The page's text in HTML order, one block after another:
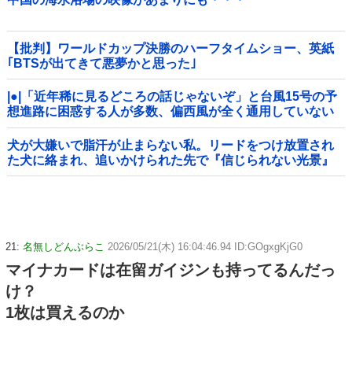
【批判】ワールドカップ決勝のハーフタイムショー、英紙
｢BTSが出てきて悪夢かと思った｣
|●|「近年稀に見るどころの話じゃないぞ」と台風15号の予
想進路に困惑する人が多数、偏西風が全く通用していない
んだけど……
犬が大嫌いで脂汗が止まらない私。リードをつけ放置され
た犬に絡まれ、追いかけられた先で『信じられない光景』
を目撃→必死で救急車を呼ぶも犬と取り残されて・・・
21: 名無しどんぶらこ 2026/05/21(木) 16:04:46.94 ID:GOgxgKjG0
マイナカードは在留ガイジンも持ってるんだっ
け？
1枚は買えるのか